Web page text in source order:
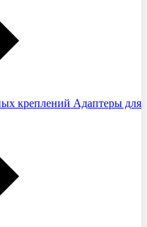
Адаптеры для